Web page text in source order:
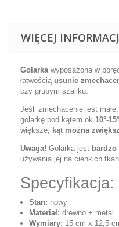
WIĘCEJ
Golarkawyposażona w
łatwością usunie
czy grubym szaliku.
Jeśli zmechacenie jest
golarkę pod kątem ok 10°-15°
większe, kąt można
Uwaga! Golarka jest bardzo
używania jej na cienkich
Specyfikacja:
Stan: nowy
Materiał: drewno + metal
Wymiary: 15 cm x 12,5